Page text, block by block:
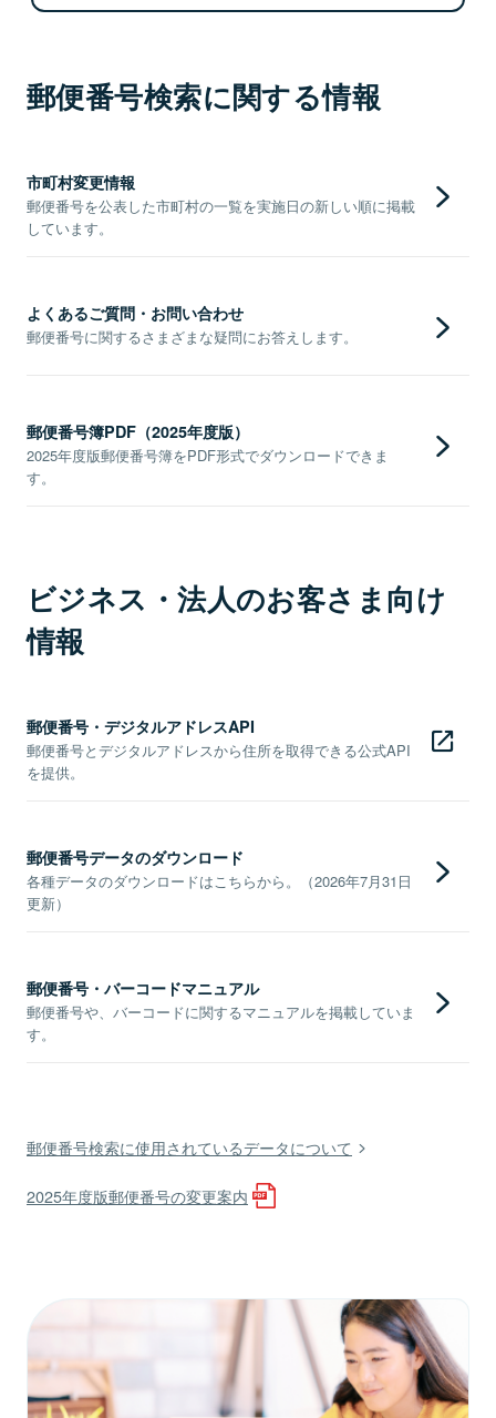
郵便番号検索に関する情報
市町村変更情報
郵便番号を公表した市町村の一覧を実施日の新しい順に掲載
しています。
よくあるご質問・お問い合わせ
郵便番号に関するさまざまな疑問にお答えします。
郵便番号簿PDF（2025年度版）
2025年度版郵便番号簿をPDF形式でダウンロードできま
す。
ビジネス・法人のお客さま向け
情報
郵便番号・デジタルアドレスAPI
郵便番号とデジタルアドレスから住所を取得できる公式API
を提供。
郵便番号データのダウンロード
各種データのダウンロードはこちらから。（2026年7月31日
更新）
郵便番号・バーコードマニュアル
郵便番号や、バーコードに関するマニュアルを掲載していま
す。
郵便番号検索に使用されているデータについて
2025年度版郵便番号の変更案内